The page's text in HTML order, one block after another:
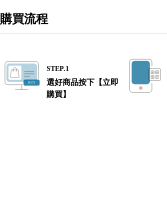
購買流程
STEP.1
選好商品按下【立即
購買】